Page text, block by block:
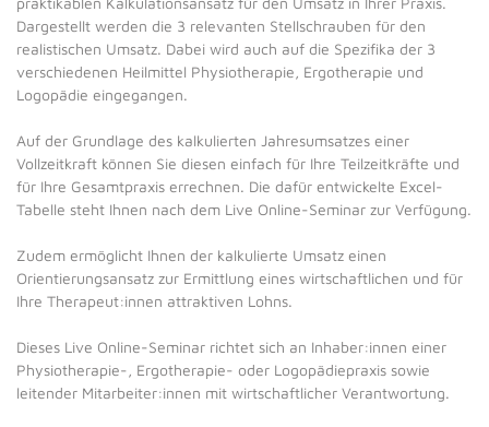
Dargestellt werden die 3 relevanten Stellschrauben für den
realistischen Umsatz. Dabei wird auch auf die Spezifika der 3
verschiedenen Heilmittel Physiotherapie, Ergotherapie und
Logopädie eingegangen.
Auf der Grundlage des kalkulierten Jahresumsatzes einer
Vollzeitkraft können Sie diesen einfach für Ihre Teilzeitkräfte und
für Ihre Gesamtpraxis errechnen. Die dafür entwickelte Excel-
Tabelle steht Ihnen nach dem Live Online-Seminar zur Verfügung.
Zudem ermöglicht Ihnen der kalkulierte Umsatz einen
Orientierungsansatz zur Ermittlung eines wirtschaftlichen und für
Ihre Therapeut:innen attraktiven Lohns.
Dieses Live Online-Seminar richtet sich an Inhaber:innen einer
Physiotherapie-, Ergotherapie- oder Logopädiepraxis sowie
leitender Mitarbeiter:innen mit wirtschaftlicher Verantwortung.